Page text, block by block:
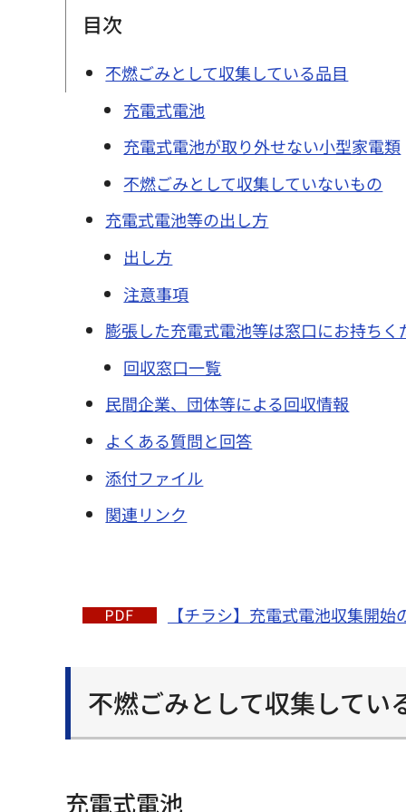
目次
不燃ごみとして収集している品目
充電式電池
充電式電池が取り外せない小型家電類
不燃ごみとして収集していないもの
充電式電池等の出し方
出し方
注意事項
膨張した充電式電池等は窓口にお持ちく
回収窓口一覧
民間企業、団体等による回収情報
よくある質問と回答
添付ファイル
関連リンク
【チラシ】充電式電池収集開
不燃ごみとして収集してい
充電式電池